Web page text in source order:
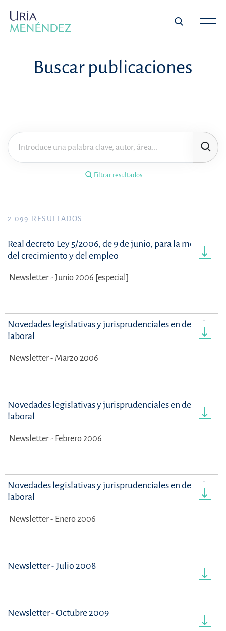
Buscar publicaciones
Filtrar resultados
Filtrar resultados ×
Área de práctica
2.099 RESULTADOS
Real decreto Ley 5/2006, de 9 de junio, para la mejora
del crecimiento y del empleo
Newsletter - Junio 2006 [especial]
Novedades legislativas y jurisprudenciales en derecho
laboral
Newsletter - Marzo 2006
Novedades legislativas y jurisprudenciales en derecho
laboral
Newsletter - Febrero 2006
Novedades legislativas y jurisprudenciales en derecho
laboral
Newsletter - Enero 2006
Newsletter - Julio 2008
Newsletter - Octubre 2009